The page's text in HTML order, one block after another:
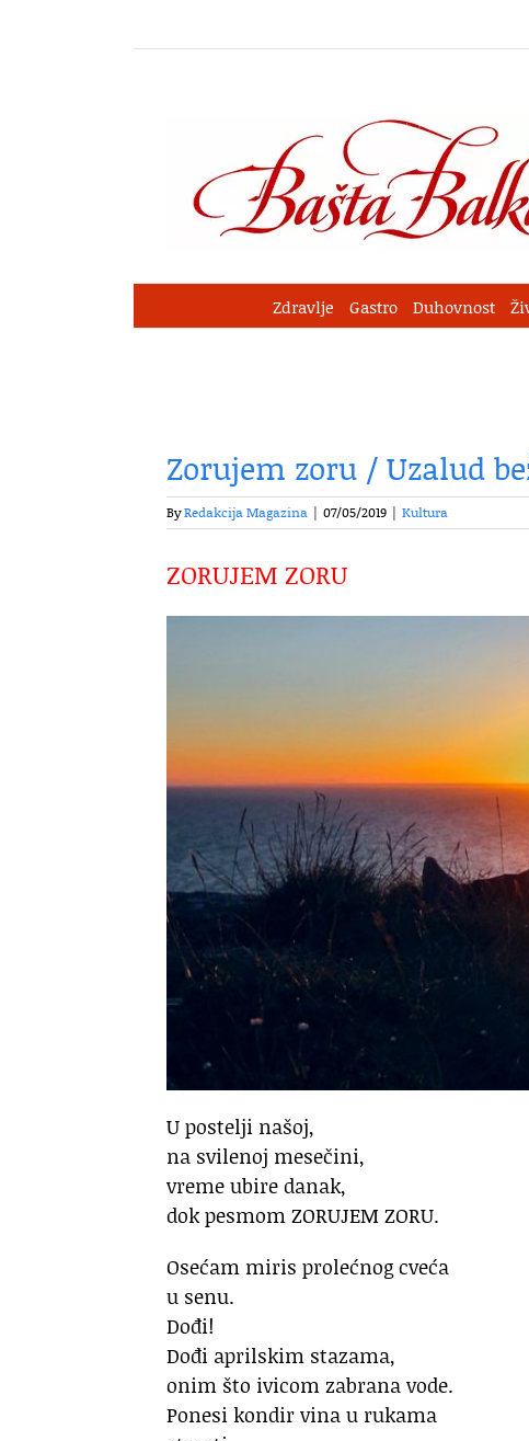
Zdravlje Gastro Duhovnost
Zorujem zoru / Uzalud
ByRedakcija Magazina | 07/05/2019 | Kultura
ZORUJEM ZORU
U postelji našoj,
na svilenoj mesečini,
vreme ubire danak,
dok pesmom ZORUJEM ZORU.
Osećam miris prolećnog cveća
u senu.
Dođi!
Dođi aprilskim stazama,
onim što ivicom zabrana vode.
Ponesi kondir vina u rukama